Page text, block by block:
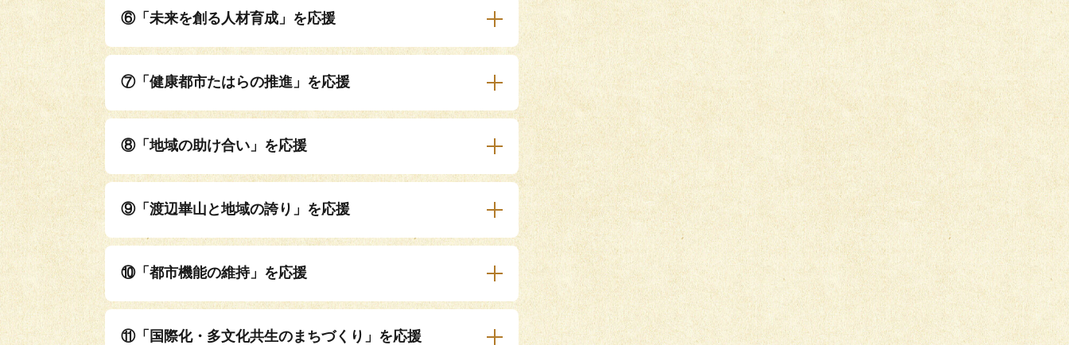
⑥「未来を創る人材育成」を応援
⑦「健康都市たはらの推進」を応援
⑧「地域の助け合い」を応援
⑨「渡辺崋山と地域の誇り」を応援
⑩「都市機能の維持」を応援
⑪「国際化・多文化共生のまちづくり」を応援